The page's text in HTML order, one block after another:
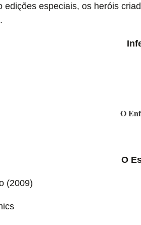
edições especiais, os heróis
O
O
(2009)